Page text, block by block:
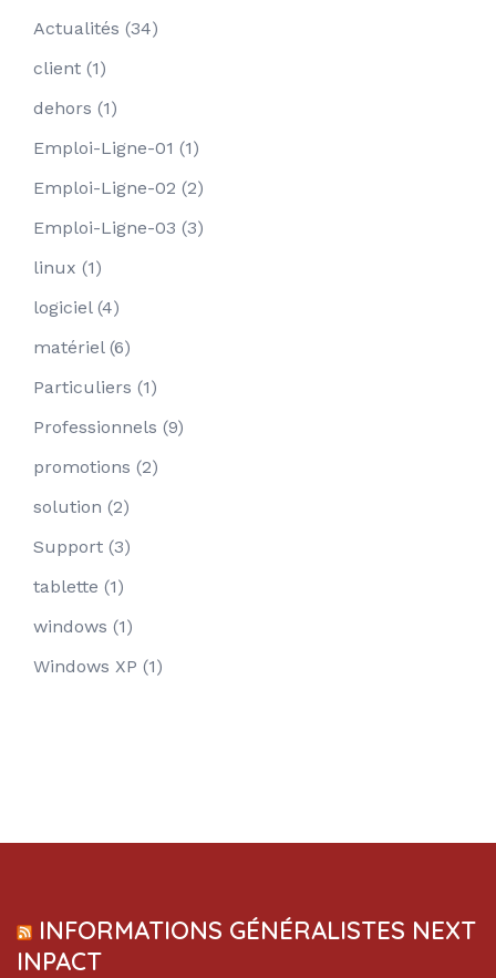
Actualités (34)
client (1)
dehors (1)
Emploi-Ligne-01 (1)
Emploi-Ligne-02 (2)
Emploi-Ligne-03 (3)
linux (1)
logiciel (4)
matériel (6)
Particuliers (1)
Professionnels (9)
promotions (2)
solution (2)
Support (3)
tablette (1)
windows (1)
Windows XP (1)
INFORMATIONS GÉNÉRALISTES NEXT
INPACT